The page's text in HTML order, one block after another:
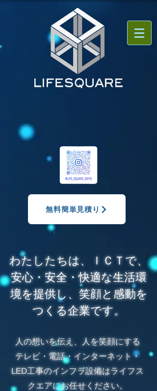
無料簡単見積り
わたしたちは、ＩＣＴで、
安心・安全・快適な生活環
境を提供し、笑顔と感動を
つくる企業です。
人の想いを伝え、人を笑顔にする
​テレビ・電話・インターネット・
LED工事のインフラ設備はライフス
クエアにお任せください。